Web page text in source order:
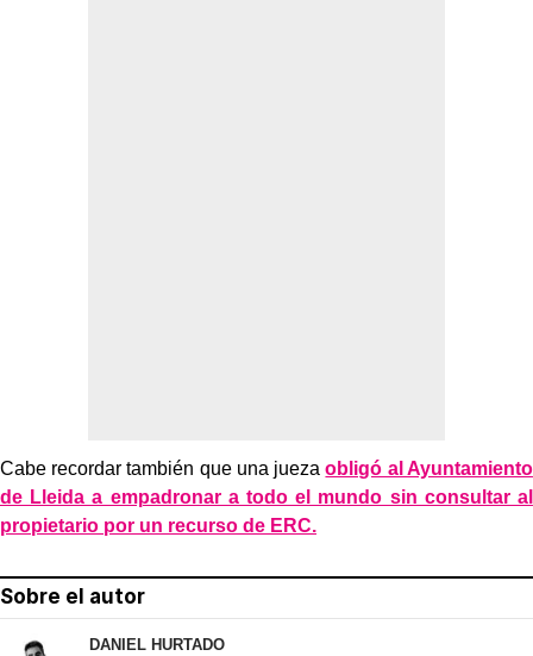
Cabe recordar también que una juezaobligó al Ayuntamiento
de Lleida a empadronar a todo el mundo sin consultar al
propietario por un recurso de ERC.
Sobre el autor
DANIEL HURTADO